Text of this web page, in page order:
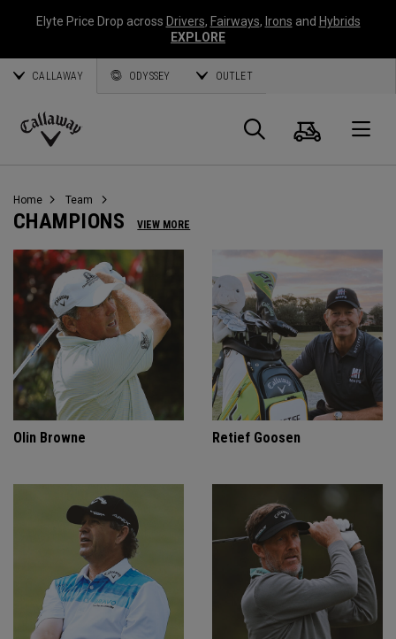
Elyte Price Drop across Drivers, Fairways, Irons and Hybrids
EXPLORE
CALLAWAY ODYSSEY OUTLET
Callaway
Suche
Home Team
CHAMPIONS VIEW MORE
Olin Browne Retief Goosen